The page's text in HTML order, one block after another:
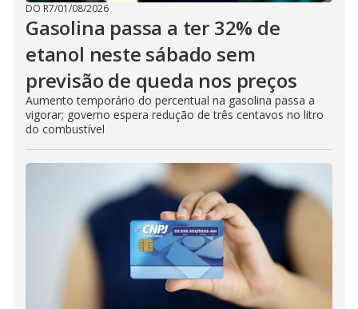
DO R7/01/08/2026
Gasolina passa a ter 32% de
etanol neste sábado sem
previsão de queda nos preços
Aumento temporário do percentual na gasolina passa a
vigorar; governo espera redução de três centavos no litro
do combustível